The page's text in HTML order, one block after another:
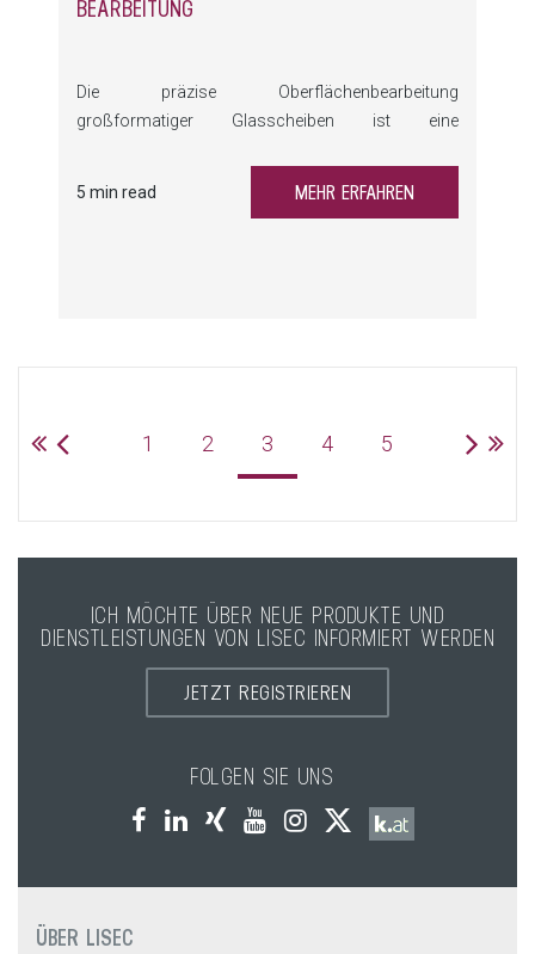
BEARBEITUNG
Die präzise Oberflächenbearbeitung
großformatiger Glasscheiben ist eine
5 min read MEHR ERFAHREN
1 2 3 4 5
ICH MÖCHTE ÜBER NEUE PRODUKTE UND
DIENSTLEISTUNGEN VON LISEC INFORMIERT WERDEN
JETZT REGISTRIEREN
FOLGEN SIE UNS
ÜBER LISEC